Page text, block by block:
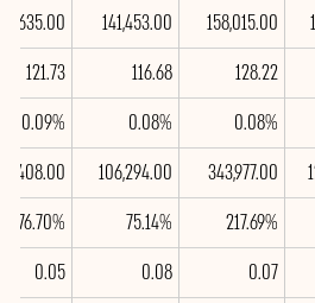
158,015.00
141,453.00
128.22
116.68
121.73
0.08%
0.08%
0.09%
343,977.00
106,294.00
217.69%
75.14%
76.70%
0.07
0.08
0.05